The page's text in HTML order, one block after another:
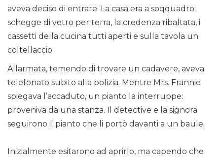
aveva deciso di entrare. La casa era a soqquadro:
schegge di vetro per terra, la credenza ribaltata, i
cassetti della cucina tutti aperti e sulla tavola un
coltellaccio.
Allarmata, temendo di trovare un cadavere, aveva
telefonato subito alla polizia. Mentre Mrs. Frannie
spiegava l’accaduto, un pianto la interruppe:
proveniva da una stanza. Il detective e la signora
seguirono il pianto che li portò davanti a un baule.
Inizialmente esitarono ad aprirlo, ma capendo che